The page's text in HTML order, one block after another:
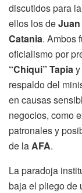
discutidos para la
ellos los deJuan
Catania. Ambos
oficialismo por
“Chiqui” Tapiay
respaldo del
en causas
negocios, como
patronales y
de laAFA.
La paradoja
baja el pliego de